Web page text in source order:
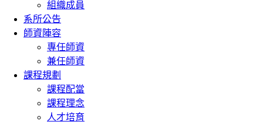
組織成員
系所公告
師資陣容
專任師資
兼任師資
課程規劃
課程配當
課程理念
人才培育